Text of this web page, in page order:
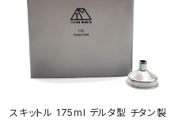
スキットル 175ml デルタ型 チタン製